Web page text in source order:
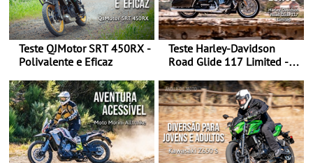
Teste QJMotor SRT 450RX -
Polivalente e Eficaz
Teste Harley-Davidson
Road Glide 117 Limited - A